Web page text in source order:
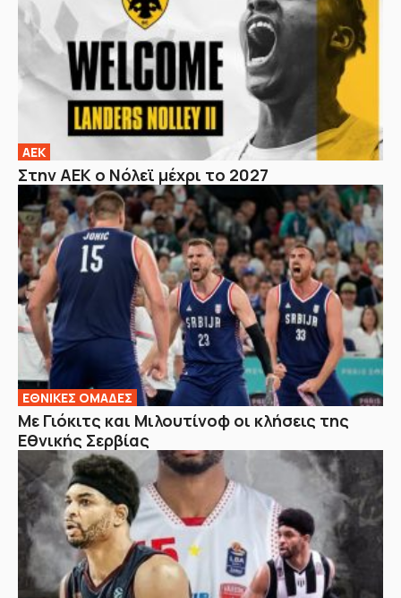
ΑΕΚ
Στην ΑΕΚ ο Νόλεϊ μέχρι το 2027
EΘΝΙΚΕΣ OΜΑΔΕΣ
Με Γιόκιτς και Μιλουτίνοφ οι κλήσεις της
Εθνικής Σερβίας